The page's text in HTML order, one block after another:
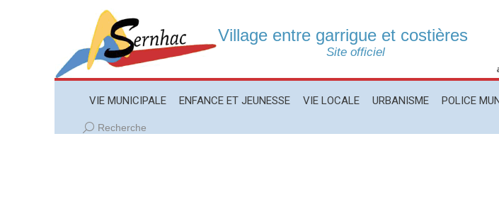
Village entre garrigue et costières
Site officiel
VIE MUNICIPALE ENFANCE ET JEUNESSE VIE LOCALE URBANISME POLICE
Recherche
Recherche
VIE MUNICIPALE ENFANCE ET JEUNESSE VIE LOCALE URBANISME POLICE